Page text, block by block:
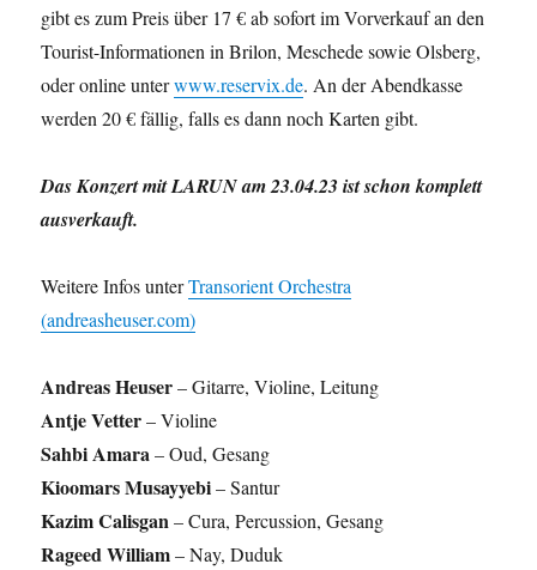
gibt es zum Preis über 17 € ab sofort im Vorverkauf an den
Tourist-Informationen in Brilon, Meschede sowie Olsberg,
oder online unterwww.reservix.de. An der Abendkasse
werden 20 € fällig, falls es dann noch Karten gibt.
Das Konzert mit LARUN am 23.04.23 ist schon komplett
ausverkauft.
Weitere Infos unterTransorient Orchestra
(andreasheuser.com)
Andreas Heuser– Gitarre, Violine, Leitung
Antje Vetter– Violine
Sahbi Amara– Oud, Gesang
Kioomars Musayyebi– Santur
Kazim Calisgan– Cura, Percussion, Gesang
Rageed William– Nay, Duduk